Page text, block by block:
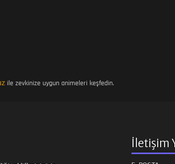
ile zevkinize uygun animeleri keşfedin.
İletişim